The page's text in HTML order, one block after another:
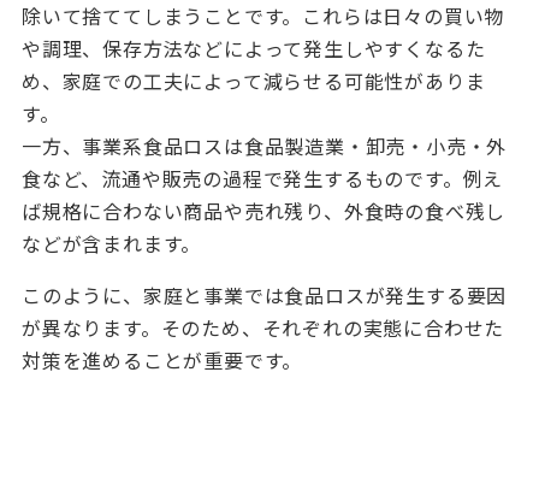
除いて捨ててしまうことです。これらは日々の買い物
や調理、保存方法などによって発生しやすくなるた
め、家庭での工夫によって減らせる可能性がありま
す。
一方、事業系食品ロスは食品製造業・卸売・小売・外
食など、流通や販売の過程で発生するものです。例え
ば規格に合わない商品や売れ残り、外食時の食べ残し
などが含まれます。
このように、家庭と事業では食品ロスが発生する要因
が異なります。そのため、それぞれの実態に合わせた
対策を進めることが重要です。